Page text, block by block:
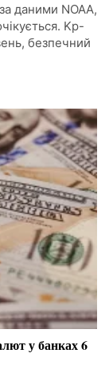
даними NOAA,
Kp-
безпечний
у банках 6